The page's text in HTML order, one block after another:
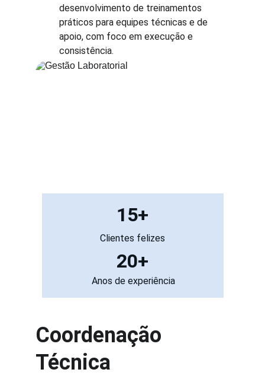
15+
20+
Anos de experiência
Clientes felizes
desenvolvimento de treinamentos
práticos para equipes técnicas e de
apoio, com foco em execução e
consistência.
Coordenação
Técnica